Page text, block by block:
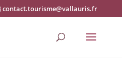
contact.tourisme@vallauris.fr